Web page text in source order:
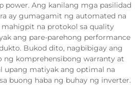
power. Ang kanilang mga pasilidad
ay gumagamit ng automated na
na protokol sa quality
ang pare-parehong performance
Bukod dito, nagbibigay ang
ng komprehensibong warranty at
upang matiyak ang optimal na
buong haba ng buhay ng inverter.